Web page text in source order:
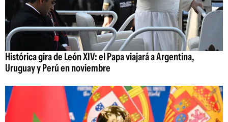
Histórica gira de León XIV: el Papa viajará a Argentina,
Uruguay y Perú en noviembre